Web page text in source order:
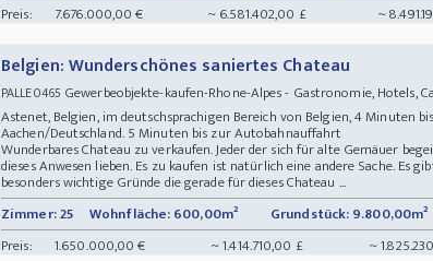
Preis:
7.676.000,00 € ~ 6.581.402,00 £ ~
Belgien: Wunderschönes saniertes Chateau
PALLE0465 Gewerbeobjekte-kaufen-Rhone-Alpes - Gastronomie, Hotels,
Astenet, Belgien, im deutschsprachigen Bereich von Belgien, 4 Minuten
Aachen/Deutschland. 5 Minuten bis zur Autobahnauffahrt
Wunderbares Chateau zu verkaufen. Jeder der sich für alte Gemäuer
dieses Anwesen lieben. Es zu kaufen ist natürlich eine andere Sache. Es
besonders wichtige Gründe die gerade für dieses Chateau ...
Zimmer: 25
Wohnfläche: 600,00m² Grundstück: 9.800,00m²
Preis:
1.650.000,00 € ~ 1.414.710,00 £ ~